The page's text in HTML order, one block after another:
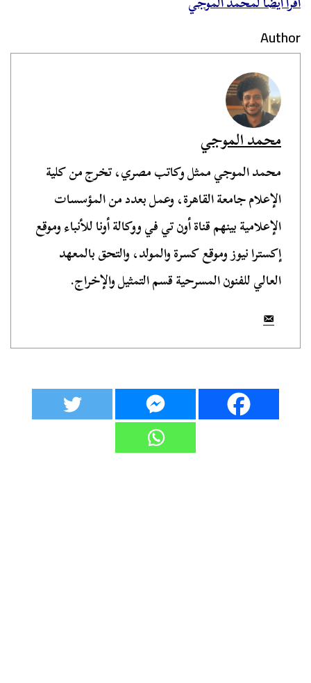
Author
محمد الموجي
محمد الموجي ممثل وكاتب مصري، تخرج من كلية
الإعلام جامعة القاهرة، وعمل بعدد من المؤسسات
الإعلامية بينهم قناة أون تي في ووكالة أونا للأنباء وموقع
إكسترا نيوز وموقع كسرة والمولد، والتحق بالمعهد
العالي للفنون المسرحية قسم التمثيل والإخراج.